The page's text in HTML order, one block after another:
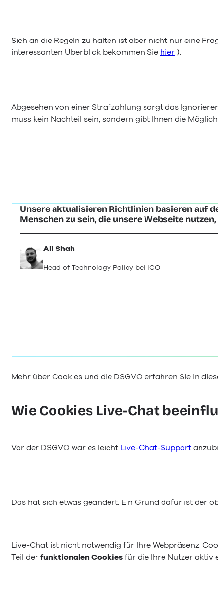
Sich an die Regeln zu halten ist aber nicht nur eine
interessanten Überblick bekommen Sie hier ).
Abgesehen von einer Strafzahlung sorgt das
muss kein Nachteil sein, sondern gibt Ihnen die
Unsere aktualisieren Richtlinien basieren auf
Menschen zu sein, die unsere Webseite
Ali Shah
Head of Technology Policy bei ICO
Mehr über Cookies und die DSGVO erfahren Sie in
Wie Cookies Live-Chat
Vor der DSGVO war es leicht Live-Chat-Support
Das hat sich etwas geändert. Ein Grund dafür ist der
Live-Chat ist nicht notwendig für Ihre Webpräsenz.
Teil derfunktionalen Cookiesfür die Ihre Nutzer aktiv